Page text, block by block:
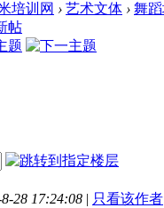
培训网 › 艺术文体 › 舞蹈
28 17:24:08 | 只看该作者